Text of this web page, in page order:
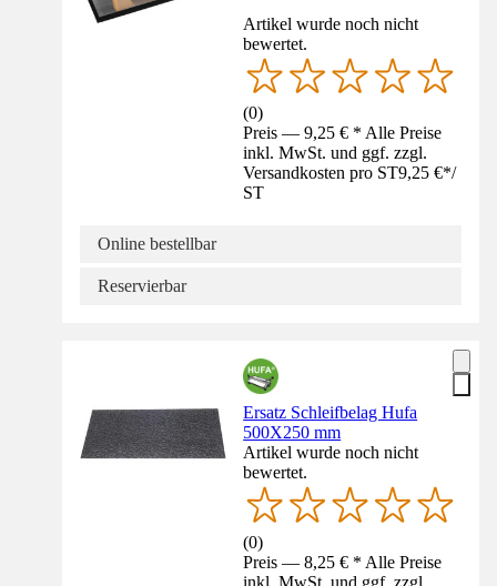
Artikel wurde noch nicht
bewertet.
(0)
Preis — 9,25 € * Alle Preise
inkl. MwSt. und ggf. zzgl.
Versandkosten pro ST9,25 €*/
ST
Online bestellbar
Reservierbar
Ersatz Schleifbelag Hufa
500X250 mm
Artikel wurde noch nicht
bewertet.
(0)
Preis — 8,25 € * Alle Preise
inkl. MwSt. und ggf. zzgl.